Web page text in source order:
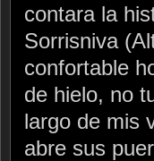
contara la
Sorrisniva
confortable
de hielo, no
largo de mis
abre sus